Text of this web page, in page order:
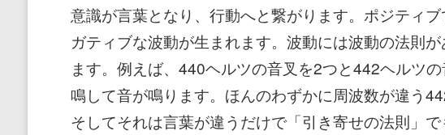
意識が言葉となり、行動へと繋がります。ポジティ
ガティブな波動が生まれます。波動には波動の法則
ます。例えば、440ヘルツの音叉を2つと442ヘルツ
鳴して音が鳴ります。ほんのわずかに周波数が違う
そしてそれは言葉が違うだけで「引き寄せの法則」